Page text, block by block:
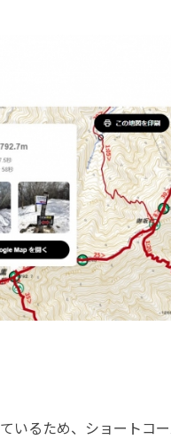
いるため、ショートコ